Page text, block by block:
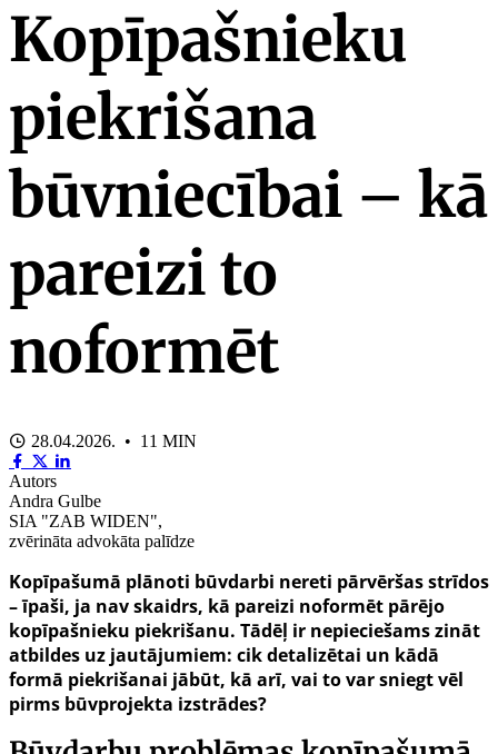
Kopīpašnieku
piekrišana
būvniecībai – kā
pareizi to
noformēt
28.04.2026. • 11 MIN
Autors
Andra Gulbe
SIA "ZAB WIDEN",
zvērināta advokāta palīdze
Kopīpašumā plānoti būvdarbi nereti pārvēršas strīdos
– īpaši, ja nav skaidrs, kā pareizi noformēt pārējo
kopīpašnieku piekrišanu. Tādēļ ir nepieciešams zināt
atbildes uz jautājumiem: cik detalizētai un kādā
formā piekrišanai jābūt, kā arī, vai to var sniegt vēl
pirms būvprojekta izstrādes?